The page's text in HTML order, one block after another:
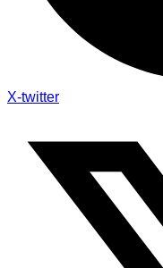
X-twitter